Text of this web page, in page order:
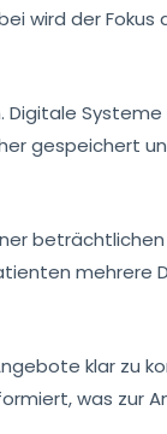
wird der Fokus
gespeichert
mehrere
klar zu
was zur